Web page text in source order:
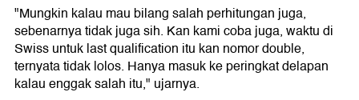
"Mungkin kalau mau bilang salah perhitungan juga,
sebenarnya tidak juga sih. Kan kami coba juga, waktu di
Swiss untuk last qualification itu kan nomor double,
ternyata tidak lolos. Hanya masuk ke peringkat delapan
kalau enggak salah itu," ujarnya.